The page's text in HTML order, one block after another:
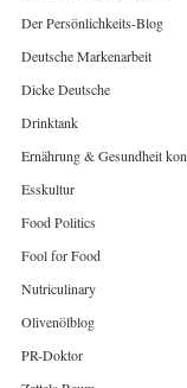
Der Persönlichkeits-Blog
Deutsche Markenarbeit
Dicke Deutsche
Drinktank
Ernährung & Gesundheit
Esskultur
Food Politics
Fool for Food
Nutriculinary
Olivenölblog
PR-Doktor